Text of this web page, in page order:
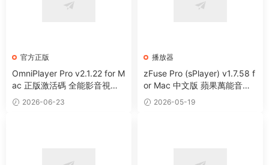
官方正版
OmniPlayer Pro v2.1.22 for M
ac 正版激活碼 全能影音視頻
播放器
2026-06-23
播放器
zFuse Pro (sPlayer) v1.7.58 f
or Mac 中文版 蘋果萬能音視
頻播放器
2026-05-19